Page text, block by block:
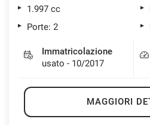
1.997 cc
Porte: 2
Immatricolazione
usato - 10/2017
MAGGIORI